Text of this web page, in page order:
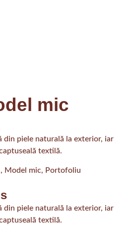
mic
din piele naturală la exterior, iar
textilă.
, Model mic, Portofoliu
din piele naturală la exterior, iar
textilă.